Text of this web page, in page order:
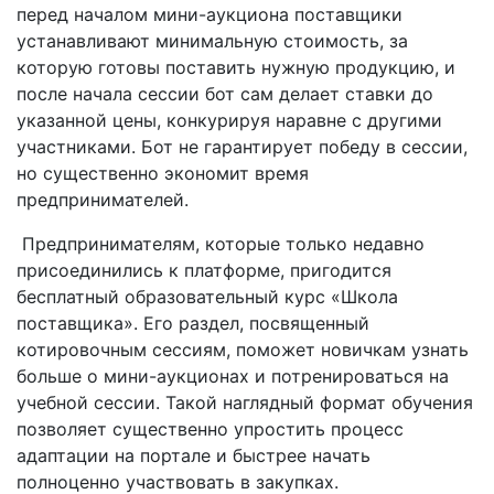
перед началом мини-аукциона поставщики
устанавливают минимальную стоимость, за
которую готовы поставить нужную продукцию, и
после начала сессии бот сам делает ставки до
указанной цены, конкурируя наравне с другими
участниками. Бот не гарантирует победу в сессии,
но существенно экономит время
предпринимателей.
Предпринимателям, которые только недавно
присоединились к платформе, пригодится
бесплатный образовательный курс «Школа
поставщика». Его раздел, посвященный
котировочным сессиям, поможет новичкам узнать
больше о мини-аукционах и потренироваться на
учебной сессии. Такой наглядный формат обучения
позволяет существенно упростить процесс
адаптации на портале и быстрее начать
полноценно участвовать в закупках.